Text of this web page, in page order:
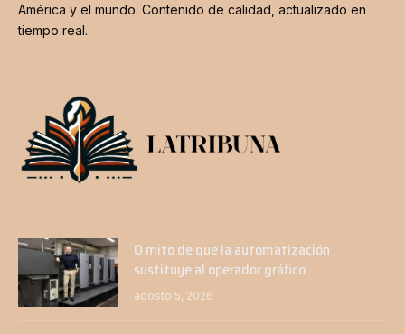
América y el mundo. Contenido de calidad, actualizado en
tiempo real.
O mito de que la automatización
sustituye al operador gráfico
agosto 5, 2026